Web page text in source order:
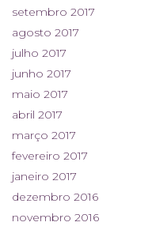
setembro 2017
agosto 2017
julho 2017
junho 2017
maio 2017
abril 2017
março 2017
fevereiro 2017
janeiro 2017
dezembro 2016
novembro 2016